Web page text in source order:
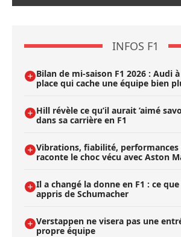
INFOS F1
Bilan de mi-saison F1 2026 : Audi
place qui cache une équipe bien
Hill révèle ce qu’il aurait ’aimé
dans sa carrière en F1
Vibrations, fiabilité, performances
raconte le choc vécu avec Aston
Il a changé la donne en F1 : ce
appris de Schumacher
Verstappen ne visera pas une
propre équipe